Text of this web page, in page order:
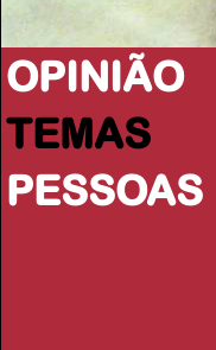
OPINIÃO
TEMAS
PESSOAS